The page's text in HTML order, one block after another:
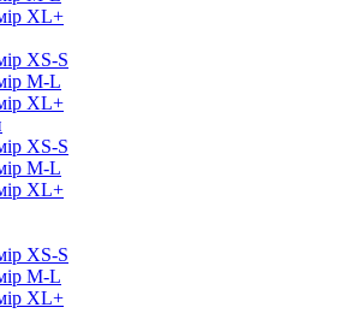
XL+
XS-S
M-L
XL+
XS-S
M-L
XL+
XS-S
M-L
XL+